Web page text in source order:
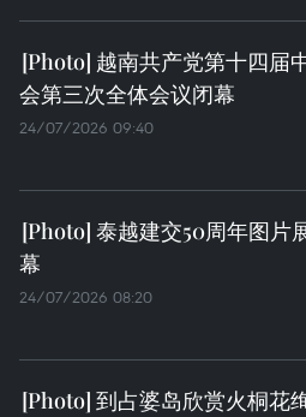
越南共产党第十四届
会第三次全体会议闭幕
24/07/2026 09:40
泰越建交50周年图片
幕
24/07/2026 08:20
到占婆岛欣赏火桐花